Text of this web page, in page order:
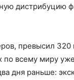
дистрибуцию
превысил
по всему миру
дня раньше: